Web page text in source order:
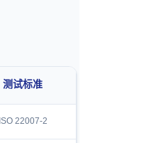
测试标准
ISO 22007-2